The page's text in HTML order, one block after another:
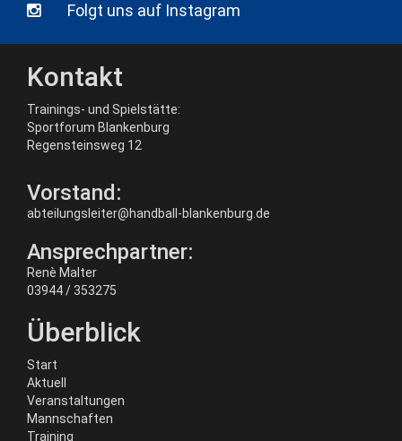
Folgt uns auf Instagram
Kontakt
Trainings- und Spielstätte:
Sportforum Blankenburg
Regensteinsweg 12
Vorstand:
abteilungsleiter@handball-blankenburg.de
Ansprechpartner:
Renè Malter
03944 / 353275
Überblick
Start
Aktuell
Veranstaltungen
Mannschaften
Training